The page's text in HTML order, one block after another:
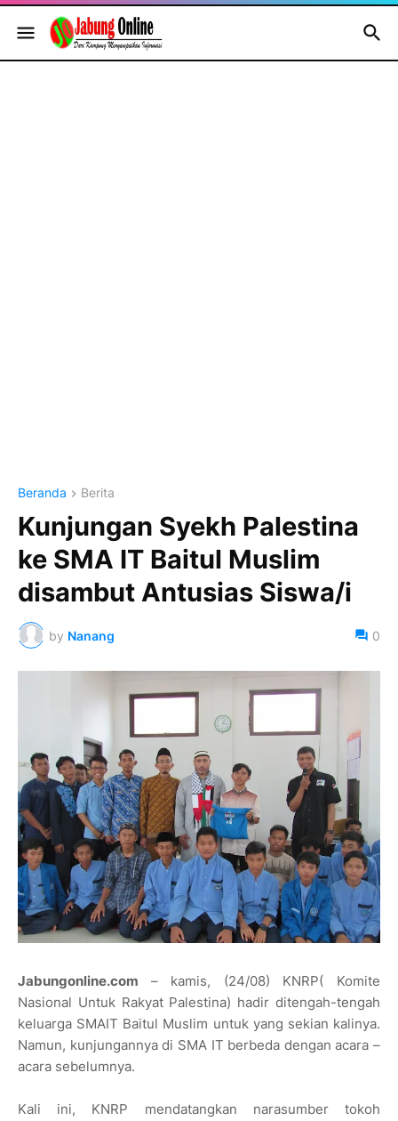
Beranda Berita
Kunjungan Syekh Palestina
ke SMA IT Baitul Muslim
disambut Antusias Siswa/i
by Nanang 0
Jabungonline.com – kamis, (24/08) KNRP( Komite
Nasional Untuk Rakyat Palestina) hadir ditengah-tengah
keluarga SMAIT Baitul Muslim untuk yang sekian kalinya.
Namun, kunjungannya di SMA IT berbeda dengan acara –
acara sebelumnya.
Kali ini, KNRP mendatangkan narasumber tokoh